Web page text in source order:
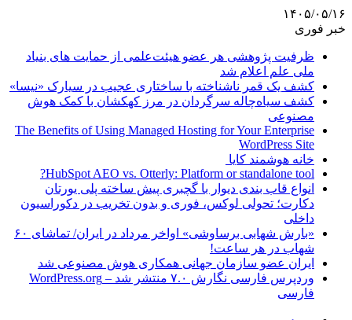
۱۴۰۵/۰۵/۱۶
خبر فوری
ظرفیت پژوهشی هر عضو هیئت‌علمی از حمایت های بنیاد
ملی علم اعلام شد
کشف یک قمر ناشناخته با ساختاری عجیب در سیارک «نیسا»
کشف سیاه‌چاله سرگردان در مرز کهکشان با کمک هوش
مصنوعی
The Benefits of Using Managed Hosting for Your Enterprise
WordPress Site
خانه هوشمند کایا
HubSpot AEO vs. Otterly: Platform or standalone tool?
انواع قاب بندی دیوار با گچبری پیش ساخته پلی یورتان
دکارت؛ تحولی لوکس، فوری و بدون تخریب در دکوراسیون
داخلی
«بارش شهابی برساوشی» اواخر مرداد در ایران/ تماشای ۶۰
شهاب در هر ساعت!
ایران عضو سازمان جهانی همکاری هوش مصنوعی شد
وردپرس فارسی نگارش ۷.۰ منتشر شد – WordPress.org
فارسی